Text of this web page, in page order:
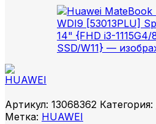
Артикул: 13068362 Категория:
Метка: HUAWEI